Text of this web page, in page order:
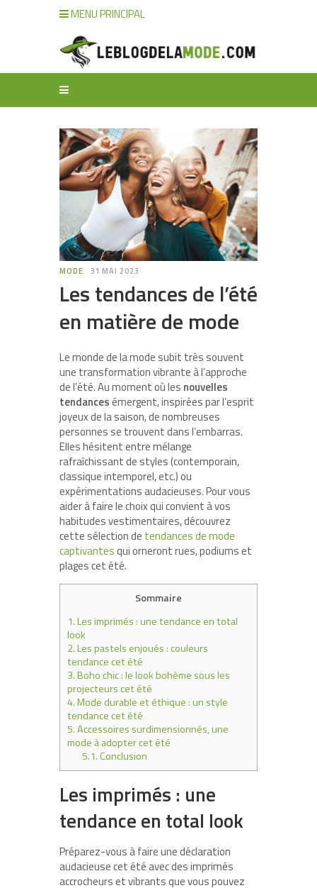
MENU PRINCIPAL
MODE 31 MAI 2023
Les tendances de l’été
en matière de mode
Le monde de la mode subit très souvent
une transformation vibrante à l’approche
de l’été. Au moment où les nouvelles
tendancesémergent, inspirées par l’esprit
joyeux de la saison, de nombreuses
personnes se trouvent dans l’embarras.
Elles hésitent entre mélange
rafraîchissant de styles (contemporain,
classique intemporel, etc.) ou
expérimentations audacieuses. Pour vous
aider à faire le choix qui convient à vos
habitudes vestimentaires, découvrez
cette sélection de tendances de mode
captivantesqui orneront rues, podiums et
plages cet été.
Sommaire
1.Les imprimés : une tendance en total
look
2.Les pastels enjoués : couleurs
tendance cet été
3.Boho chic : le look bohème sous les
projecteurs cet été
4.Mode durable et éthique : un style
tendance cet été
5.Accessoires surdimensionnés, une
mode à adopter cet été
5.1.Conclusion
Les imprimés : une
tendance en total look
Préparez-vous à faire une déclaration
audacieuse cet été avec des imprimés
accrocheurs et vibrants que vous pouvez